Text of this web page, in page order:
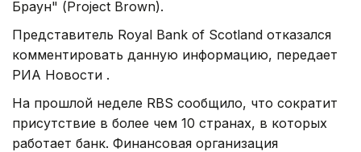
Браун" (Project Brown).
Представитель Royal Bank of Scotland отказался
комментировать данную информацию, передает
РИА Новости .
На прошлой неделе RBS сообщило, что сократит
присутствие в более чем 10 странах, в которых
работает банк. Финансовая организация